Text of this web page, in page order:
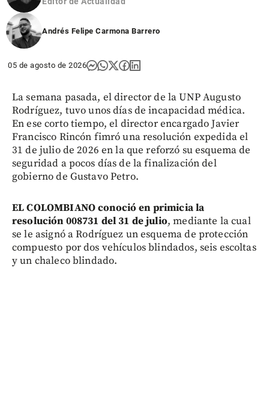
Andrés Felipe Carmona Barrero
05 de agosto de 2026
La semana pasada, el director de la UNP Augusto
Rodríguez, tuvo unos días de incapacidad médica.
En ese corto tiempo, el director encargado Javier
Francisco Rincón fimró una resolución expedida el
31 de julio de 2026 en la que reforzó su esquema de
seguridad a pocos días de la finalización del
gobierno de Gustavo Petro.
EL COLOMBIANO conoció en primicia la
resolución 008731 del 31 de julio, mediante la cual
se le asignó a Rodríguez un esquema de protección
compuesto por dos vehículos blindados, seis escoltas
y un chaleco blindado.